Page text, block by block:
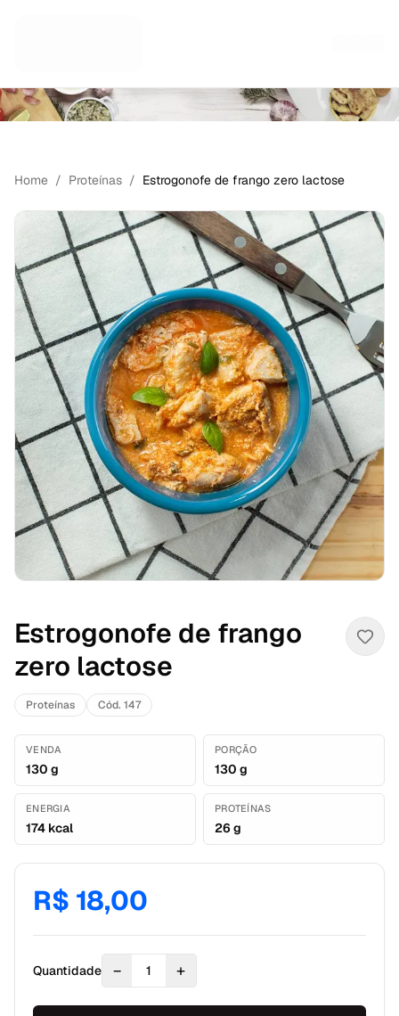
Home / Proteínas / Estrogonofe de frango zero lactose
Estrogonofe de frango
zero lactose
Proteínas Cód. 147
VENDA
130 g
PORÇÃO
130 g
ENERGIA
174 kcal
PROTEÍNAS
26 g
R$ 18,00
Quantidade − 1 +